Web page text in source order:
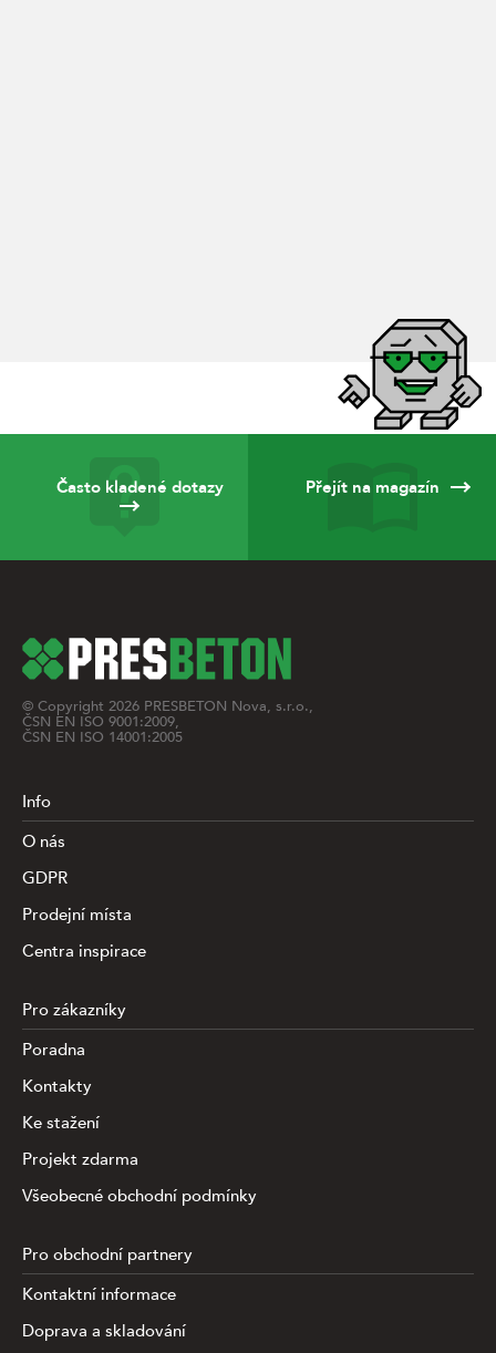
Často kladené dotazy Přejít na magazín
© Copyright 2026 PRESBETON Nova, s.r.o.,
ČSN EN ISO 9001:2009,
ČSN EN ISO 14001:2005
Info
O nás
GDPR
Prodejní místa
Centra inspirace
Pro zákazníky
Poradna
Kontakty
Ke stažení
Projekt zdarma
Všeobecné obchodní podmínky
Pro obchodní partnery
Kontaktní informace
Doprava a skladování